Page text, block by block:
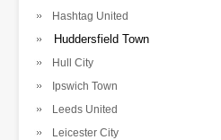
Hashtag United
Huddersfield Town
Hull City
Ipswich Town
Leeds United
Leicester City